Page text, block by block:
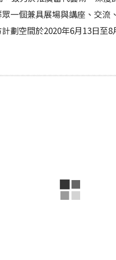
一個兼具展場與講座、交流
劃空間於2020年6月13日至